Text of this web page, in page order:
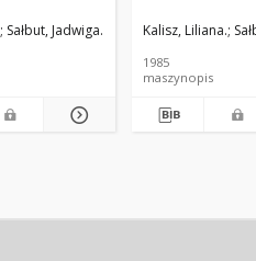
Sałbut, Jadwiga. Kalisz, Liliana.
1985
maszynopis